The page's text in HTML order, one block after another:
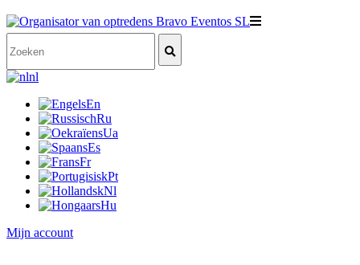
nl
En
Ru
Ua
Es
Fr
Pt
Nl
Hu
Mijn account